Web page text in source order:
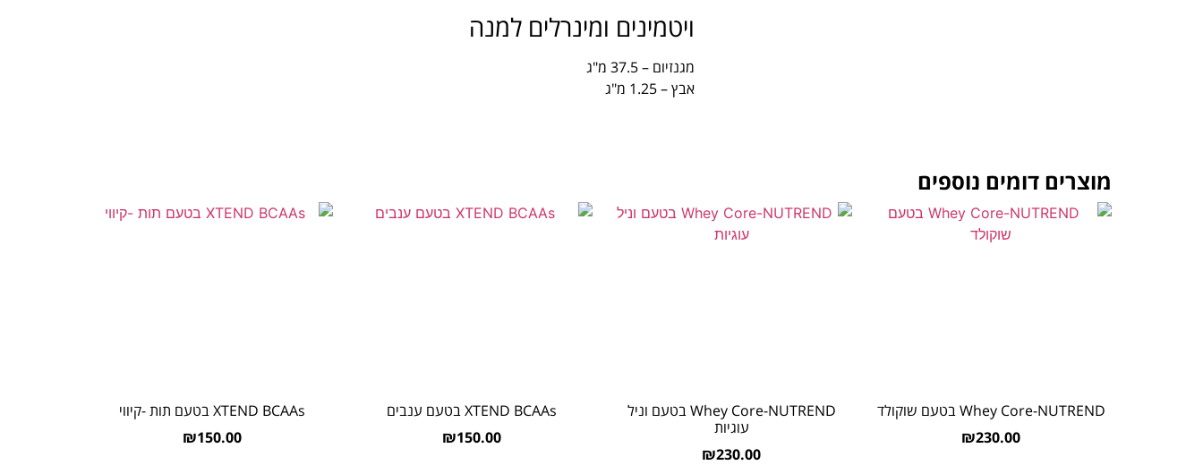
ויטמינים ומינרלים למנה
מגנזיום – 37.5 מ"ג
אבץ – 1.25 מ"ג
מוצרים דומים נוספים
Whey Core-NUTREND בטעם שוקולד
₪230.00
Whey Core-NUTREND בטעם וניל
עוגיות
₪230.00
XTEND BCAAs בטעם ענבים
₪150.00
XTEND BCAAs בטעם תות -קיווי
₪150.00